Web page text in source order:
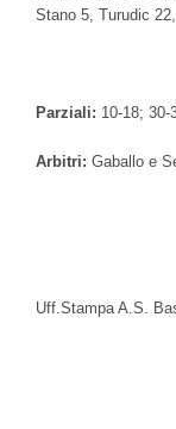
Stano 5, Turudic
Parziali: 10-18; 30-
Arbitri: Gaballo e
Uff.Stampa A.S.